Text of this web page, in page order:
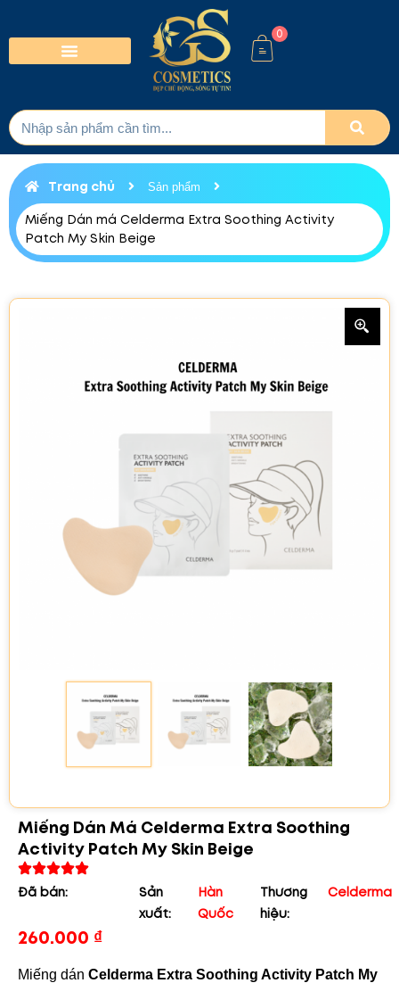
0
Trang chủ Sản phẩm
Miếng Dán má Celderma Extra Soothing Activity
Patch My Skin Beige
Miếng Dán Má Celderma Extra Soothing
Activity Patch My Skin Beige
Đã bán:
Sản
xuất:
Hàn
Quốc
Thương
hiệu:
Celderma
260.000 ₫
Miếng dán Celderma Extra Soothing Activity Patch My